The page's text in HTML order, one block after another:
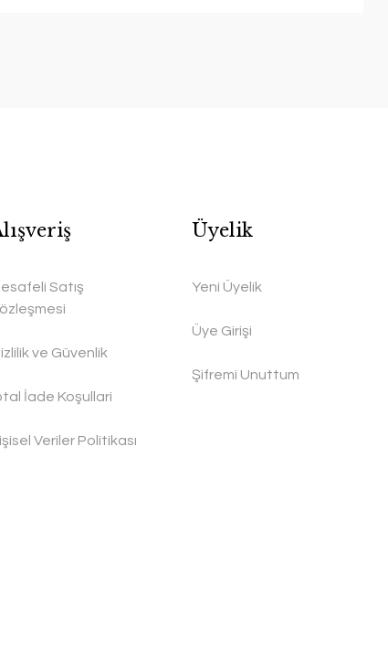
Satış
ve Güvenlik
İade Koşullari
Veriler Politikası
Üyelik
Yeni Üyelik
Üye Girişi
Şifremi Unuttum